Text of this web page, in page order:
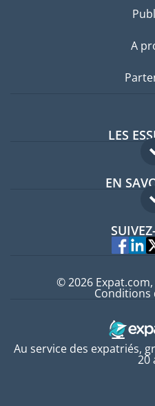
A
LES
Forum
EN
Au service des expatriés,
20
© 2026